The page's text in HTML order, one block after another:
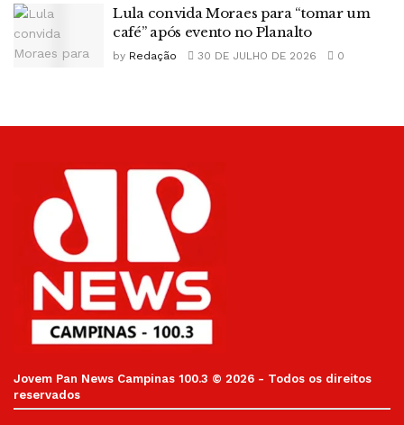
Lula convida Moraes para “tomar um
café” após evento no Planalto
by Redação 30 DE JULHO DE 2026 0
Jovem Pan News Campinas 100.3 © 2026 - Todos os direitos
reservados